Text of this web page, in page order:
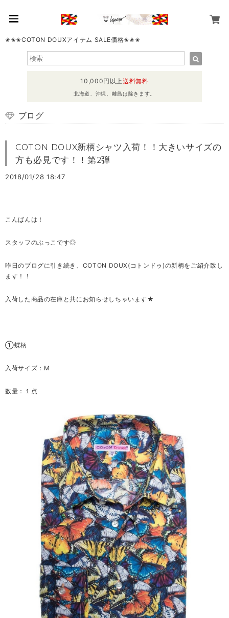
✬✬✬COTON DOUXアイテム SALE価格✬✬✬
10,000円以上送料無料
北海道、沖縄、離島は除きます。
ブログ
COTON DOUX新柄シャツ入荷！！大きいサイズの
方も必見です！！第2弾
2018/01/28 18:47
こんばんは！
スタッフのぶっこです◎
昨日のブログに引き続き、COTON DOUX(コトンドゥ)の新柄をご紹介致し
ます！！
入荷した商品の在庫と共にお知らせしちゃいます★
①蝶柄
入荷サイズ：M
数量：１点